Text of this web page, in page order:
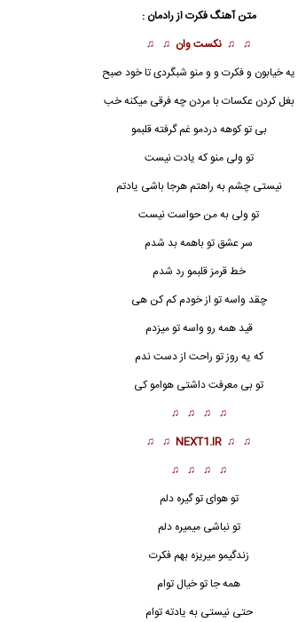
متن آهنگفکرتازرادمان :
♫ ♫ نکست وان ♫ ♫
یه خیابون وفکرتو و منو شبگردی تا خود صبح
بغل کردن عکسات با مردن چه فرقی میکنه خب
بی تو کوهه دردمو غم گرفته قلبمو
تو ولی منو که یادت نیست
نیستی چشم به راهتم هرجا باشی یادتم
تو ولی به من حواست نیست
سر عشق تو باهمه بد شدم
خط قرمز قلبمو رد شدم
چقد واسه تو از خودم کم کن هی
قید همه رو واسه تو میزدم
که یه روز تو راحت از دست ندم
تو بی معرفت داشتی هوامو کی
♫ ♫ ♫ ♫
♫ ♫
NEXT1.IR
♫ ♫
♫ ♫ ♫ ♫
تو هوای تو گیره دلم
تو نباشی میمیره دلم
زندگیمو میریزه بهم فکرت
همه جا تو خیال توام
حتی نیستی به یادته توام